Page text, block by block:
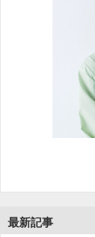
最新記事